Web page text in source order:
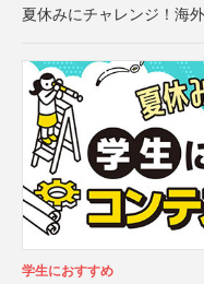
夏休みにチャレンジ！海
学生におすすめ